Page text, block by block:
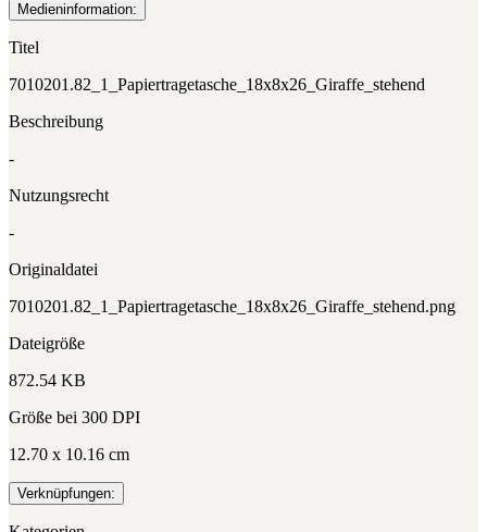
Medieninformation:
Titel
7010201.82_1_Papiertragetasche_18x8x26_Giraffe_stehend
Beschreibung
-
Nutzungsrecht
-
Originaldatei
7010201.82_1_Papiertragetasche_18x8x26_Giraffe_stehend.png
Dateigröße
872.54 KB
Größe bei 300 DPI
12.70 x 10.16 cm
Verknüpfungen: